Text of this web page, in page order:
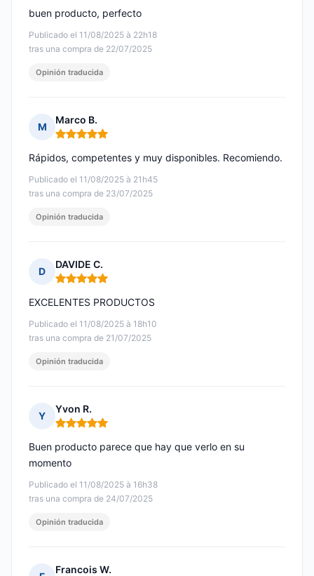
Publicado el 11/08/2025 à 22h18
tras una compra de 22/07/2025
buen producto, perfecto
Opinión traducida
M
Marco B.
Nota: 5 de 5
Publicado el 11/08/2025 à 21h45
tras una compra de 23/07/2025
Rápidos, competentes y muy disponibles. Recomiendo.
Opinión traducida
D
DAVIDE C.
Nota: 5 de 5
Publicado el 11/08/2025 à 18h10
tras una compra de 21/07/2025
EXCELENTES PRODUCTOS
Opinión traducida
Y
Yvon R.
Nota: 5 de 5
Publicado el 11/08/2025 à 16h38
tras una compra de 24/07/2025
Buen producto parece que hay que verlo en su
momento
Opinión traducida
Francois W.